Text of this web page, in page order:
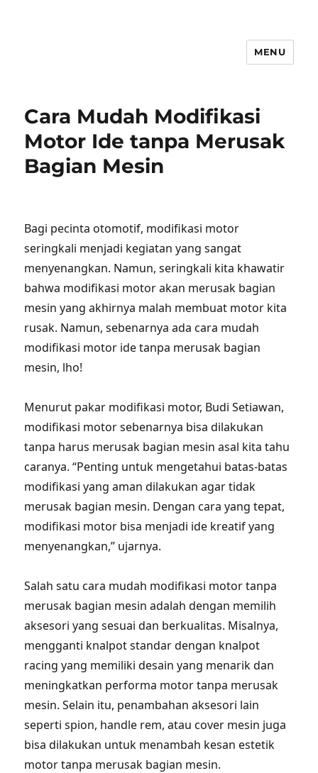
MENU
Cara Mudah Modifikasi
Motor Ide tanpa Merusak
Bagian Mesin
Bagi pecinta otomotif, modifikasi motor
seringkali menjadi kegiatan yang sangat
menyenangkan. Namun, seringkali kita khawatir
bahwa modifikasi motor akan merusak bagian
mesin yang akhirnya malah membuat motor kita
rusak. Namun, sebenarnya ada cara mudah
modifikasi motor ide tanpa merusak bagian
mesin, lho!
Menurut pakar modifikasi motor, Budi Setiawan,
modifikasi motor sebenarnya bisa dilakukan
tanpa harus merusak bagian mesin asal kita tahu
caranya. “Penting untuk mengetahui batas-batas
modifikasi yang aman dilakukan agar tidak
merusak bagian mesin. Dengan cara yang tepat,
modifikasi motor bisa menjadi ide kreatif yang
menyenangkan,” ujarnya.
Salah satu cara mudah modifikasi motor tanpa
merusak bagian mesin adalah dengan memilih
aksesori yang sesuai dan berkualitas. Misalnya,
mengganti knalpot standar dengan knalpot
racing yang memiliki desain yang menarik dan
meningkatkan performa motor tanpa merusak
mesin. Selain itu, penambahan aksesori lain
seperti spion, handle rem, atau cover mesin juga
bisa dilakukan untuk menambah kesan estetik
motor tanpa merusak bagian mesin.